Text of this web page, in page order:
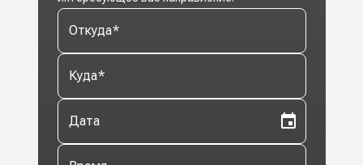
Откуда*
Куда*
Дата